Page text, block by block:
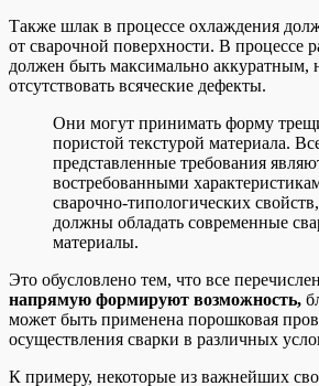
Также шлак в процессе охлаждения
от сварочной поверхности. В процессе
должен быть максимально
отсутствовать всяческие дефекты.
Они могут принимать форму
пористой текстурой материала.
представленные требования
востребованными
сварочно-типологических
должны обладать современные
материалы.
Это обусловлено тем, что все
напрямую формируют возможность,
может быть применена порошковая
осуществления сварки в различных
К примеру, некоторые из важнейших